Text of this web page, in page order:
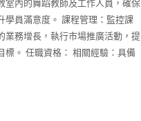
室內的舞蹈教師及工作人員，確保
學員滿意度。 課程管理：監控課
業務增長，執行市場推廣活動，提
。 任職資格： 相關經驗：具備